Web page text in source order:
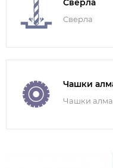
Сверла
Сверла
Чашки
Чашки